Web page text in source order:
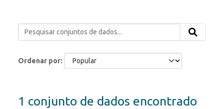
Ordenar por
1 conjunto de dados encontrado